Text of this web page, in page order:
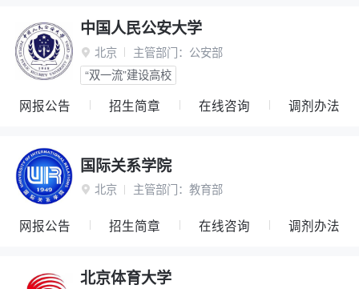
中国人民公安大学
 北京 主管部门： 公安部
“双一流”建设高校
网报公告 招生简章 在线咨询 调剂办法
国际关系学院
 北京 主管部门： 教育部
网报公告 招生简章 在线咨询 调剂办法
北京体育大学